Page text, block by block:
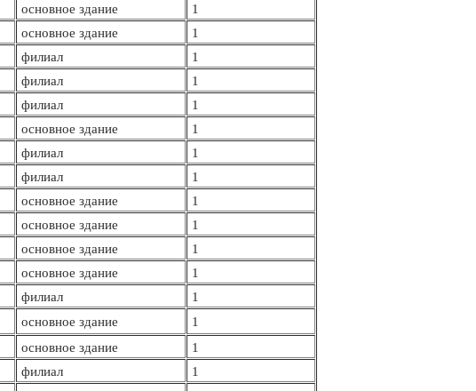
основное здание
1
основное здание
1
филиал
1
филиал
1
филиал
1
основное здание
1
филиал
1
филиал
1
основное здание
1
основное здание
1
основное здание
1
основное здание
1
филиал
1
основное здание
1
основное здание
1
филиал
1